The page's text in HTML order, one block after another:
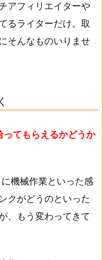
アフィリエイターや
るライターだけ。取
そんなものいりませ
てもらえるかどうか
機械作業といった感
クがどうのといった
、もう変わってきて